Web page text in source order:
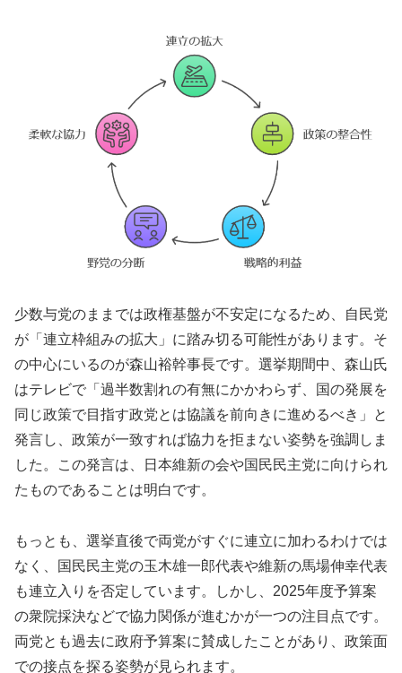
少数与党のままでは政権基盤が不安定になるため、自民党
が「連立枠組みの拡大」に踏み切る可能性があります。そ
の中心にいるのが森山裕幹事長です。選挙期間中、森山氏
はテレビで「過半数割れの有無にかかわらず、国の発展を
同じ政策で目指す政党とは協議を前向きに進めるべき」と
発言し、政策が一致すれば協力を拒まない姿勢を強調しま
した。この発言は、日本維新の会や国民民主党に向けられ
たものであることは明白です。
もっとも、選挙直後で両党がすぐに連立に加わるわけでは
なく、国民民主党の玉木雄一郎代表や維新の馬場伸幸代表
も連立入りを否定しています。しかし、2025年度予算案
の衆院採決などで協力関係が進むかが一つの注目点です。
両党とも過去に政府予算案に賛成したことがあり、政策面
での接点を探る姿勢が見られます。